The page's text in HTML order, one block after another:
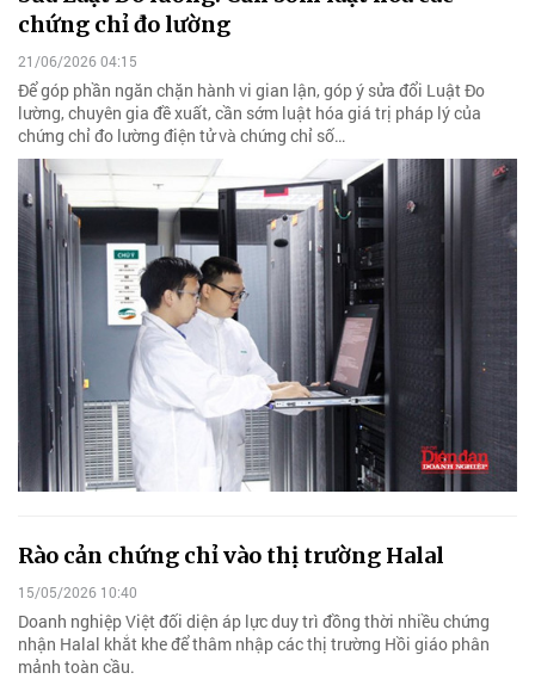
chứng chỉ đo lường
21/06/2026 04:15
Để góp phần ngăn chặn hành vi gian lận, góp ý sửa đổi Luật Đo
lường, chuyên gia đề xuất, cần sớm luật hóa giá trị pháp lý của
chứng chỉ đo lường điện tử và chứng chỉ số…
Rào cản chứng chỉ vào thị trường Halal
15/05/2026 10:40
Doanh nghiệp Việt đối diện áp lực duy trì đồng thời nhiều chứng
nhận Halal khắt khe để thâm nhập các thị trường Hồi giáo phân
mảnh toàn cầu.